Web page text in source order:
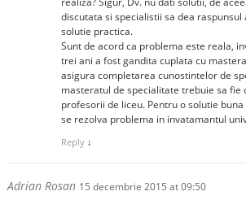
discutata si specialistii sa dea
solutie practica.
Sunt de acord ca problema este reala,
trei ani a fost gandita cuplata cu
asigura completarea cunostintelor de
masteratul de specialitate trebuie sa fie
profesorii de liceu. Pentru o solutie
se rezolva problema in invatamantul
Reply ↓
Adrian Rosan 15 decembrie 2015 at 09:50